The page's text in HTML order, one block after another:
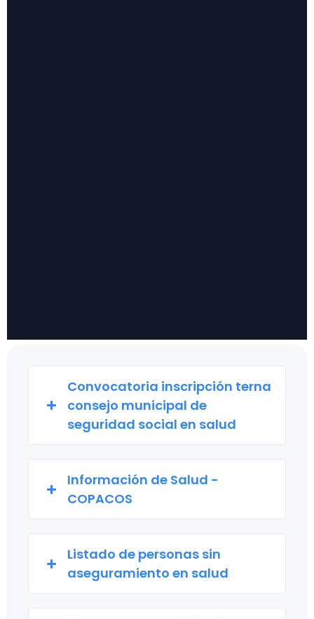
Convocatoria inscripción terna
consejo municipal de
seguridad social en salud
Información de Salud​ -
COPACOS
Listado de personas sin
aseguramiento en salud